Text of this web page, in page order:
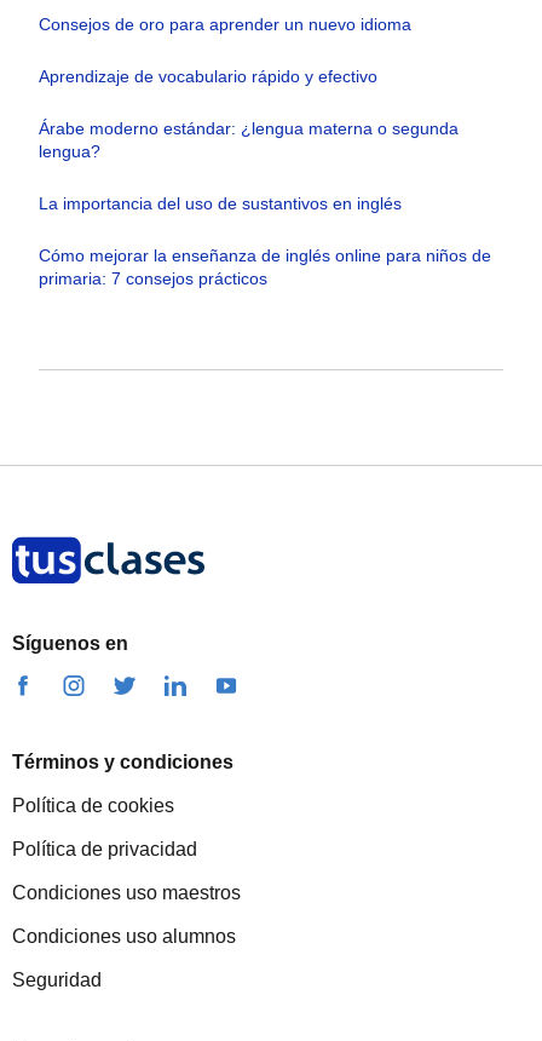
Consejos de oro para aprender un nuevo idioma
Aprendizaje de vocabulario rápido y efectivo
Árabe moderno estándar: ¿lengua materna o segunda
lengua?
La importancia del uso de sustantivos en inglés
Cómo mejorar la enseñanza de inglés online para niños de
primaria: 7 consejos prácticos
Síguenos en
Términos y condiciones
Política de cookies
Política de privacidad
Condiciones uso maestros
Condiciones uso alumnos
Seguridad